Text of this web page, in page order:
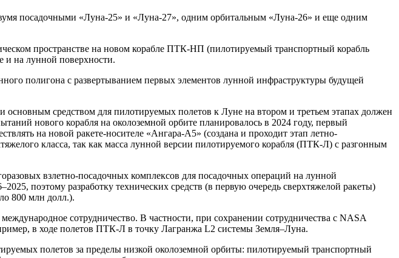
посадочными «Луна-25» и «Луна-27», одним орбитальным «Луна-26» и еще одним
пространстве на новом корабле ПТК-НП (пилотируемый транспортный корабль
и на лунной поверхности.
полигона с развертыванием первых элементов лунной инфраструктуры будущей
основным средством для пилотируемых полетов к Луне на втором и третьем этапах должен
нового корабля на околоземной орбите планировалось в 2024 году, первый
на новой ракете-носителе «Ангара-А5» (создана и проходит этап летно-
класса, так как масса лунной версии пилотируемого корабля (ПТК-Л) с разгонным
взлетно-посадочных комплексов для посадочных операций на лунной
поэтому разработку технических средств (в первую очередь сверхтяжелой ракеты)
800 млн долл.).
сотрудничество. В частности, при сохранении сотрудничества с NASA
в ходе полетов ПТК-Л в точку Лагранжа L2 системы Земля–Луна.
полетов за пределы низкой околоземной орбиты: пилотируемый транспортный